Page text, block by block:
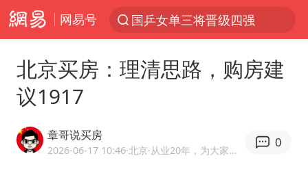
网易号
国乒女单三将晋级四强
陈思诚零点晒照为佟丽娅庆生
几元成本的AI广告导致千万市值蒸发
北京买房：理清思路，购房建
议1917
章哥说买房
2026-06-17 10:46·北京 ·从业20年，为大家答疑解惑
0